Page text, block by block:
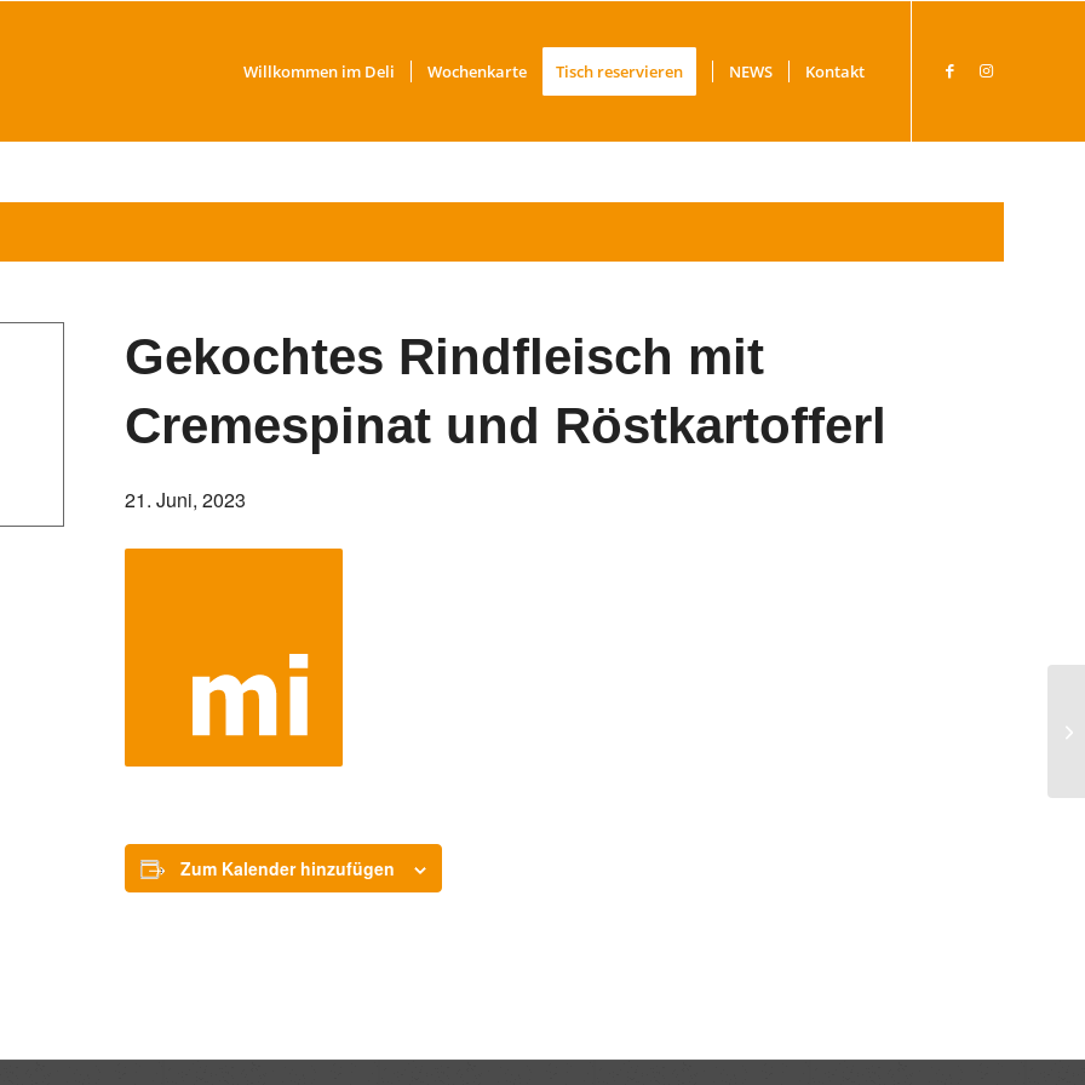
Willkommen im Deli Wochenkarte Tisch reservieren NEWS Kontakt
Gekochtes Rindfleisch mit
Cremespinat und Röstkartofferl
21. Juni, 2023
Zum Kalender hinzufügen